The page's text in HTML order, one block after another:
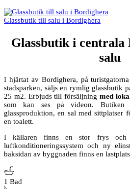
Glassbutik till salu i Bordighera
Glassbutik i
salu
I hjärtat av Bordighera, på
stadsparken, säljs en rymlig glassbutik
25 m2. Erbjuds till försäljning med
som kan ses på videon. Butiken
glassproduktion, en sal med sittplatser
en toalett.
I källaren finns en stor frys och
luftkonditioneringssystem och ny
baksidan av byggnaden finns en
1 Bad